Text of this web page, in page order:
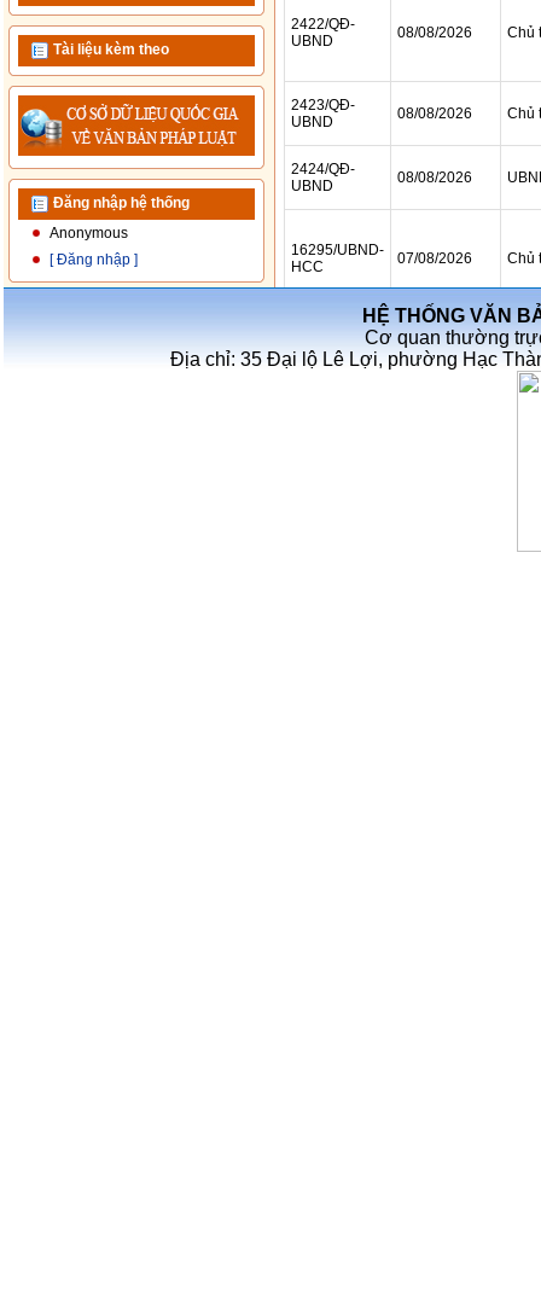
Tài liệu kèm theo
Đăng nhập hệ thống
Anonymous
[ Đăng nhập ]
HỆ THỐNG VĂN
Cơ quan thường
Địa chỉ: 35 Đại lộ Lê Lợi, phường Hạc